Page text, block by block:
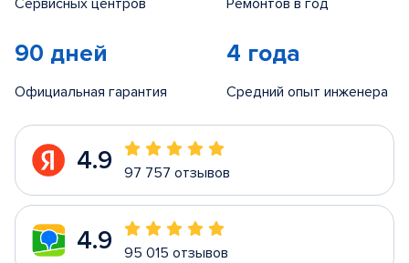
Сервисных центров Ремонтов в год
90 дней
Официальная гарантия
4 года
Средний опыт инженера
4.9 97 757 отзывов
4.9 95 015 отзывов